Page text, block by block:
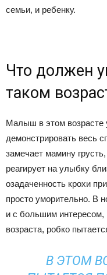
семьи, и ребенку.
Что должен
таком
Малыш в этом возрасте
демонстрировать весь
замечает мамину
реагирует на улыбку
озадаченность крохи
просто уморительно. В
и с большим интересом,
возраста, робко
В ЭТОМ